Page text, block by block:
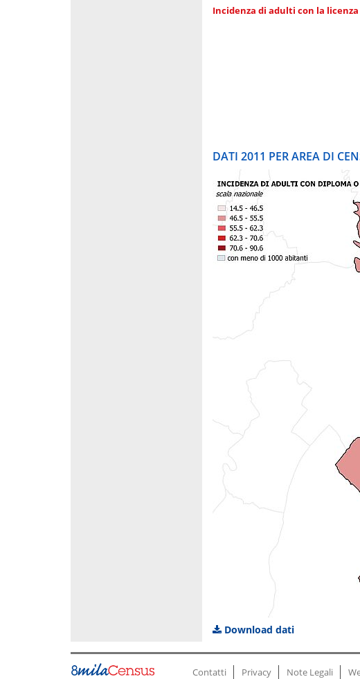
Incidenza di adulti con la
DATI 2011 PER AREA DI
Download dati
Contatti Privacy Note Legali